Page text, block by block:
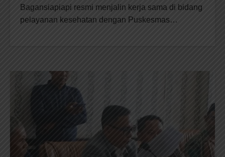
Bagansiapiapi resmi menjalin kerja sama di bidang
pelayanan kesehatan dengan Puskesmas…